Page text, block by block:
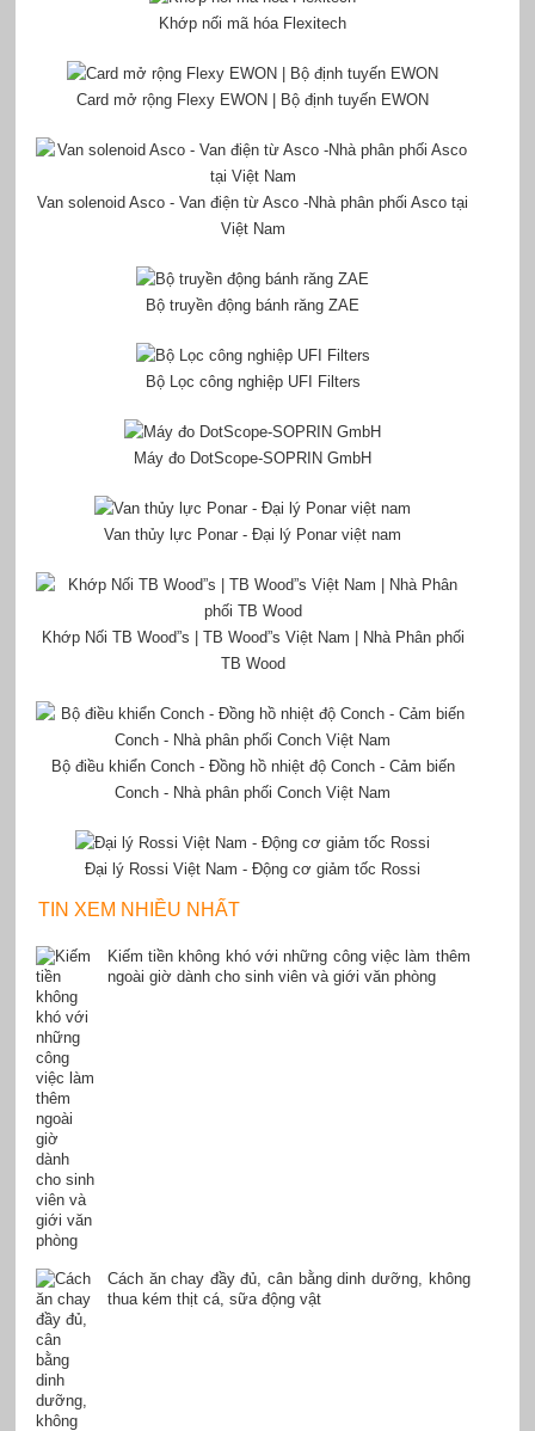
Khớp nối mã hóa Flexitech
Card mở rộng Flexy EWON | Bộ định tuyến EWON
Van solenoid Asco - Van điện từ Asco -Nhà phân phối Asco tại
Việt Nam
Bộ truyền động bánh răng ZAE
Bộ Lọc công nghiệp UFI Filters
Máy đo DotScope-SOPRIN GmbH
Van thủy lực Ponar - Đại lý Ponar việt nam
Khớp Nối TB Wood”s | TB Wood”s Việt Nam | Nhà Phân phối
TB Wood
Bộ điều khiển Conch - Đồng hồ nhiệt độ Conch - Cảm biến
Conch - Nhà phân phối Conch Việt Nam
Đại lý Rossi Việt Nam - Động cơ giảm tốc Rossi
TIN XEM NHIỀU NHẤT
Kiếm tiền không khó với những công việc làm thêm
ngoài giờ dành cho sinh viên và giới văn phòng
Cách ăn chay đầy đủ, cân bằng dinh dưỡng, không
thua kém thịt cá, sữa động vật